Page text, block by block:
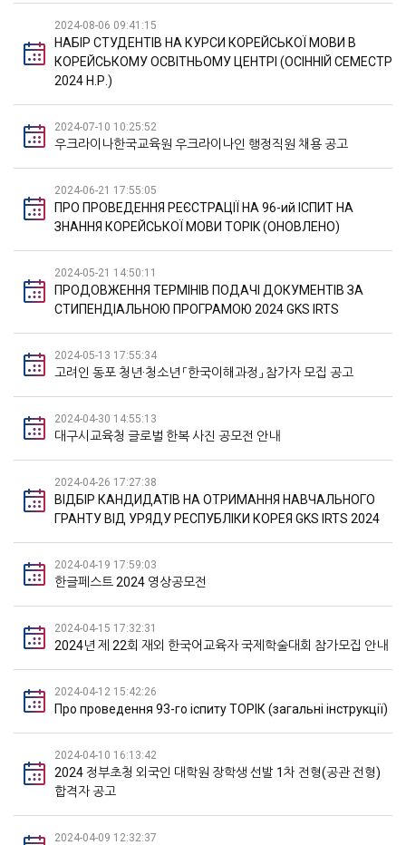
2024-08-06 09:41:15
НАБІР СТУДЕНТІВ НА КУРСИ КОРЕЙСЬКОЇ МОВИ В
КОРЕЙСЬКОМУ ОСВІТНЬОМУ ЦЕНТРІ (ОСІННІЙ СЕМЕСТР
2024 Н.Р.)
2024-07-10 10:25:52
우크라이나한국교육원 우크라이나인 행정직원 채용 공고
2024-06-21 17:55:05
ПРО ПРОВЕДЕННЯ РЕЄСТРАЦІЇ НА 96-ий ІСПИТ НА
ЗНАННЯ КОРЕЙСЬКОЇ МОВИ TOPIK (ОНОВЛЕНО)
2024-05-21 14:50:11
ПРОДОВЖЕННЯ ТЕРМІНІВ ПОДАЧІ ДОКУМЕНТІВ ЗА
СТИПЕНДІАЛЬНОЮ ПРОГРАМОЮ 2024 GKS IRTS
2024-05-13 17:55:34
고려인 동포 청년·청소년 「한국이해과정」 참가자 모집 공고
2024-04-30 14:55:13
대구시교육청 글로벌 한복 사진 공모전 안내
2024-04-26 17:27:38
ВІДБІР КАНДИДАТІВ НА ОТРИМАННЯ НАВЧАЛЬНОГО
ГРАНТУ ВІД УРЯДУ РЕСПУБЛІКИ КОРЕЯ GKS IRTS 2024
2024-04-19 17:59:03
한글페스트 2024 영상공모전
2024-04-15 17:32:31
2024년 제 22회 재외 한국어교육자 국제학술대회 참가모집 안내
2024-04-12 15:42:26
Про проведення 93-го іспиту ТОРІК (загальні інструкції)
2024-04-10 16:13:42
2024 정부초청 외국인 대학원 장학생 선발 1차 전형(공관 전형)
합격자 공고
2024-04-09 12:32:37